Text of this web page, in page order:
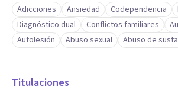
Adicciones Ansiedad Codependencia
Diagnóstico dual
Conflictos familiares
Autolesión
Abuso sexual Abuso de
Titulaciones